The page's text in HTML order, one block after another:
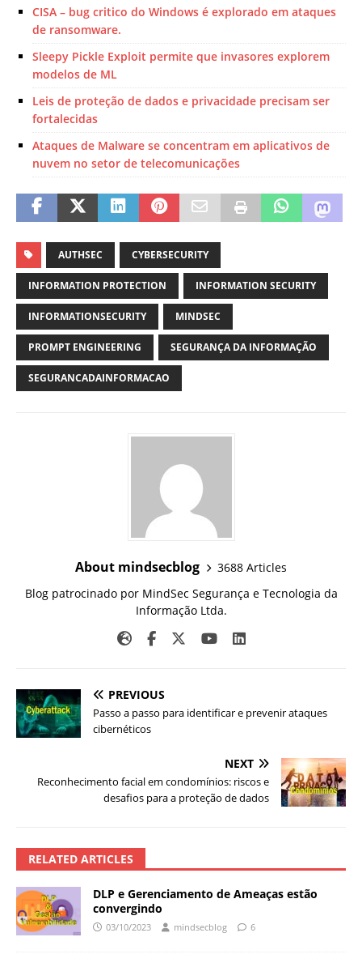
CISA – bug critico do Windows é explorado em ataques
de ransomware.
Sleepy Pickle Exploit permite que invasores explorem
modelos de ML
Leis de proteção de dados e privacidade precisam ser
fortalecidas
Ataques de Malware se concentram em aplicativos de
nuvem no setor de telecomunicações
AUTHSEC CYBERSECURITY
INFORMATION PROTECTION INFORMATION SECURITY
INFORMATIONSECURITY MINDSEC
PROMPT ENGINEERING SEGURANÇA DA INFORMAÇÃO
SEGURANCADAINFORMACAO
About mindsecblog
3688 Articles
Blog patrocinado por MindSec Segurança e Tecnologia da
Informação Ltda.
PREVIOUS
Passo a passo para identificar e prevenir ataques
cibernéticos
NEXT
Reconhecimento facial em condomínios: riscos e
desafios para a proteção de dados
RELATED ARTICLES
DLP e Gerenciamento de Ameaças estão
convergindo
03/10/2023 mindsecblog 6